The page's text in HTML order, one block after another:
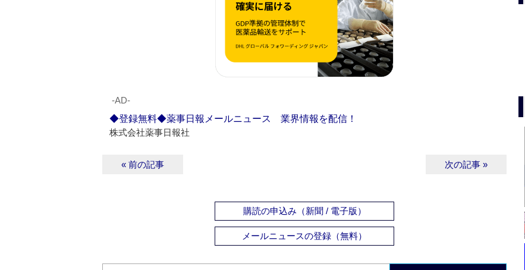
‐AD‐
◆登録無料◆薬事日報メールニュース 業界情報を配信！
株式会社薬事日報社
« 前の記事 次の記事 »
購読の申込み（新聞 / 電子版）
メールニュースの登録（無料）